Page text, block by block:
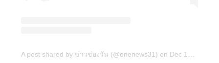
A post shared by ข่าวช่องวัน (@onenews31) on Dec 14, 2018 at 10:13pm PST